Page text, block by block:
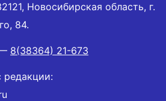
Новосибирская область, г.
84.
8(38364) 21-673
редакции: